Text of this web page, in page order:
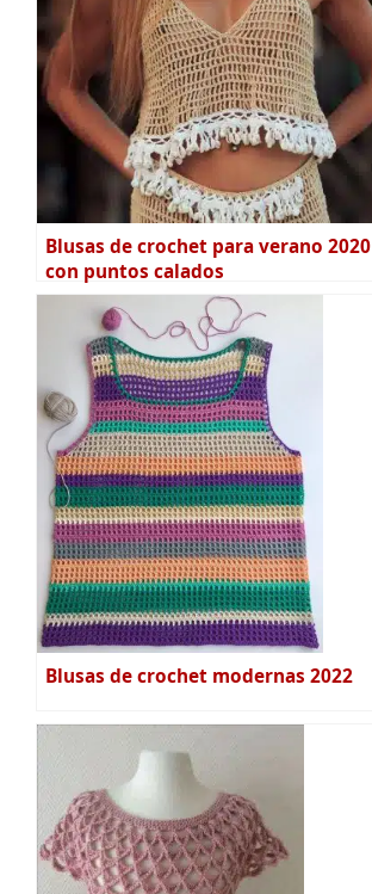
Blusas de crochet para verano 2020
con puntos calados
Blusas de crochet modernas 2022